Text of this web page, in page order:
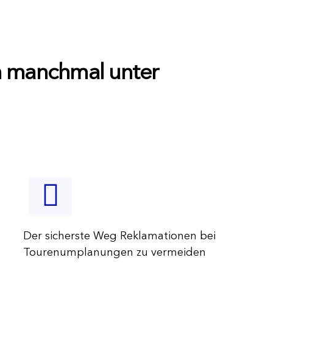
manchmal unter
Der sicherste Weg Reklamationen bei
Tourenumplanungen zu vermeiden